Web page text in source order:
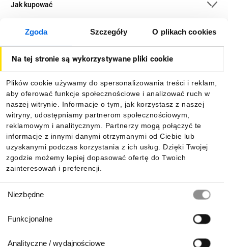
Zgoda Szczegóły O plikach cookies
Na tej stronie są wykorzystywane pliki cookie
Plików cookie używamy do spersonalizowania treści i reklam,
aby oferować funkcje społecznościowe i analizować ruch w
naszej witrynie. Informacje o tym, jak korzystasz z naszej
witryny, udostępniamy partnerom społecznościowym,
reklamowym i analitycznym. Partnerzy mogą połączyć te
informacje z innymi danymi otrzymanymi od Ciebie lub
uzyskanymi podczas korzystania z ich usług. Dzięki Twojej
zgodzie możemy lepiej dopasować ofertę do Twoich
zainteresowań i preferencji.
zgody
Niezbędne
Funkcjonalne
Analityczne / wydajnościowe
Jak kupować
O firmie
Informacje
Pobierz naszą aplikację mobilną: